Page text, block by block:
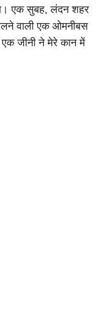
एक सुबह, लंदन शहर
वाली एक ओमनीबस
जीनी ने मेरे कान में